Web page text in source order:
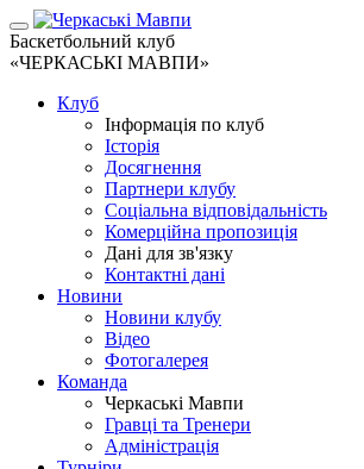
Баскетбольний клуб
«ЧЕРКАСЬКІ МАВПИ»
Клуб
Інформація по клуб
Історія
Досягнення
Партнери клубу
Соціальна відповідальність
Комерційна пропозиція
Дані для зв'язку
Контактні дані
Новини
Новини клубу
Відео
Фотогалерея
Команда
Черкаські Мавпи
Гравці та Тренери
Адміністрація